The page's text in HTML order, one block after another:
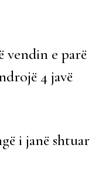
vendin e parë
4 javë
i janë shtuar